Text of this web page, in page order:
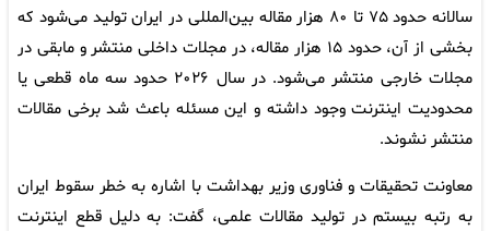
سالانه حدود ۷۵ تا ۸۰ هزار مقاله بین‌المللی در ایران تولید می‌شود که
بخشی از آن، حدود ۱۵ هزار مقاله، در مجلات داخلی منتشر و مابقی در
مجلات خارجی منتشر می‌شود. در سال ۲۰۲۶ حدود سه ماه قطعی یا
محدودیت اینترنت وجود داشته و این مسئله باعث شد برخی مقالات
منتشر نشوند.
معاونت تحقیقات و فناوری وزیر بهداشت با اشاره به خطر سقوط ایران
به رتبه بیستم در تولید مقالات علمی، گفت: به دلیل قطع اینترنت